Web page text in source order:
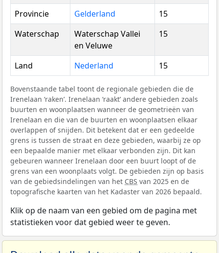
Provincie
Gelderland
15
Waterschap
Waterschap Vallei
en Veluwe
15
Land Nederland 15
Bovenstaande tabel toont de regionale gebieden die de
Irenelaan ‘raken’. Irenelaan ‘raakt’ andere gebieden zoals
buurten en woonplaatsen wanneer de geometrieën van
Irenelaan en die van de buurten en woonplaatsen elkaar
overlappen of snijden. Dit betekent dat er een gedeelde
grens is tussen de straat en deze gebieden, waarbij ze op
een bepaalde manier met elkaar verbonden zijn. Dit kan
gebeuren wanneer Irenelaan door een buurt loopt of de
grens van een woonplaats volgt. De gebieden zijn op basis
van de gebiedsindelingen van het CBS van 2025 en de
topografische kaarten van het Kadaster van 2026 bepaald.
Klik op de naam van een gebied om de pagina met
statistieken voor dat gebied weer te geven.